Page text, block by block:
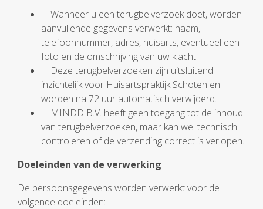
Wanneer u een terugbelverzoek doet, worden
aanvullende gegevens verwerkt: naam,
telefoonnummer, adres, huisarts, eventueel een
foto en de omschrijving van uw klacht.
Deze terugbelverzoeken zijn uitsluitend
inzichtelijk voor Huisartspraktijk Schoten en
worden na 72 uur automatisch verwijderd.
MINDD B.V. heeft geen toegang tot de inhoud
van terugbelverzoeken, maar kan wel technisch
controleren of de verzending correct is verlopen.
Doeleinden van de verwerking
De persoonsgegevens worden verwerkt voor de
volgende doeleinden: